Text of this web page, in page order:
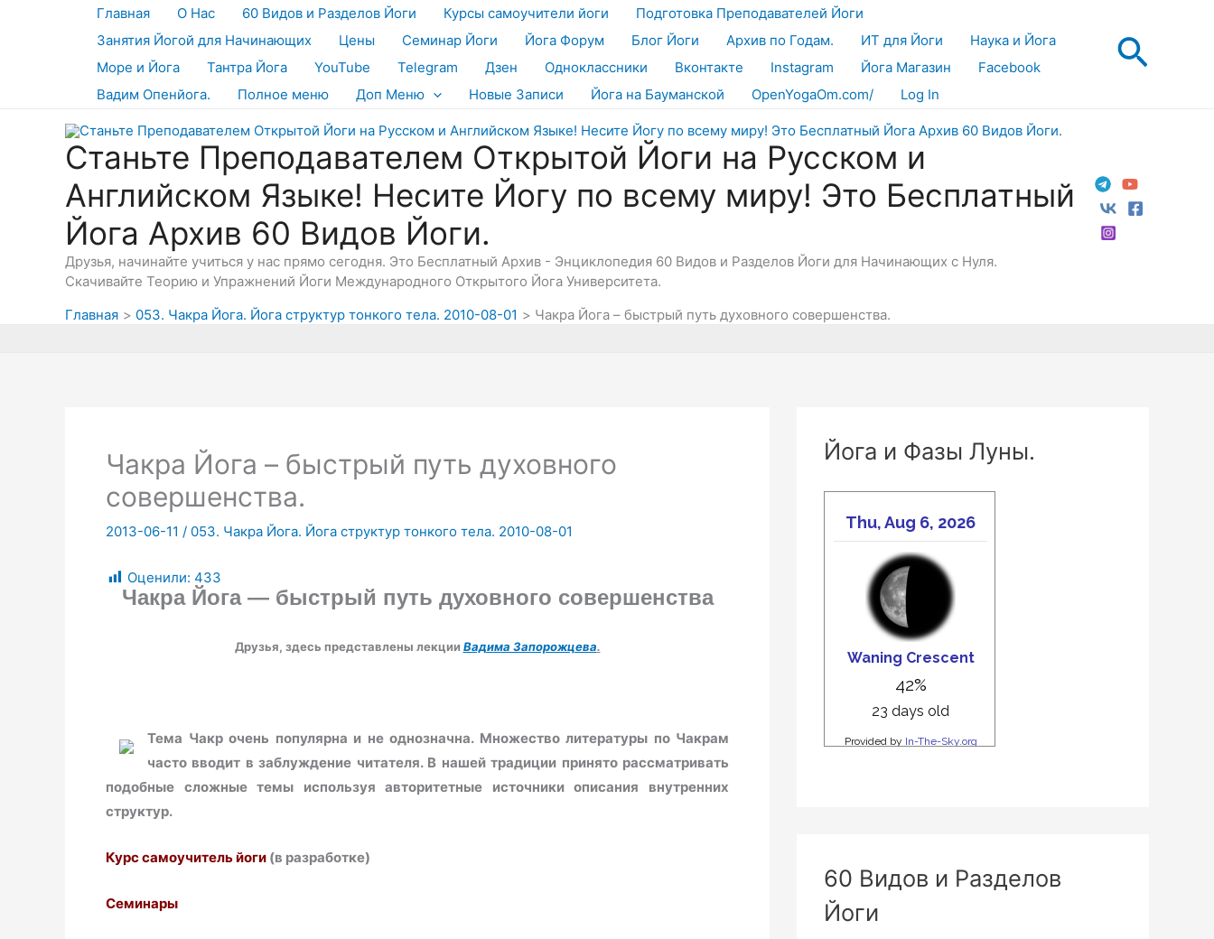
Главная О Нас 60 Видов и Разделов Йоги Курсы самоучители йоги
Подготовка Преподавателей Йоги
Занятия Йогой для Начинающих
Цены Семинар Йоги Йога Форум Блог Йоги Архив по Годам. ИТ для Йоги
Наука и Йога
Море и Йога
Тантра Йога YouTube Telegram Дзен Одноклассники Вконтакте Instagram Йога Магазин
Facebook
Вадим Опенйога.
Полное меню Доп Меню Новые Записи Йога на Бауманской OpenYogaOm.com/ Log In
Станьте Преподавателем Открытой Йоги на Русском и
Английском Языке! Несите Йогу по всему миру! Это Бесплатный
Йога Архив 60 Видов Йоги.
Друзья, начинайте учиться у нас прямо сегодня. Это Бесплатный Архив - Энциклопедия 60 Видов и Разделов Йоги для Начинающих с Нуля.
Скачивайте Теорию и Упражнений Йоги Международного Открытого Йога Университета.
Главная
053. Чакра Йога. Йога структур тонкого тела. 2010-08-01 Чакра Йога – быстрый путь духовного совершенства.
Чакра Йога – быстрый путь духовного
совершенства.
2013-06-11 / 053. Чакра Йога. Йога структур тонкого тела. 2010-08-01
Оценили: 433
Чакра Йога — быстрый путь духовного совершенства
Друзья, здесь представлены лекции Вадима Запорожцева.
Тема Чакр очень популярна и не однозначна. Множество литературы по Чакрам
часто вводит в заблуждение читателя. В нашей традиции принято рассматривать
подобные сложные темы используя авторитетные источники описания внутренних
структур.
Курс самоучитель йоги (в разработке)
Семинары
Йога и Фазы Луны.
60 Видов и Разделов
Йоги